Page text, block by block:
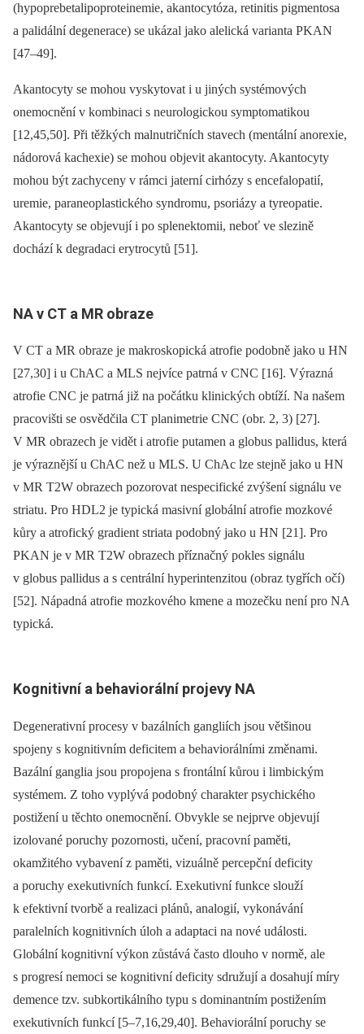
(hypoprebetalipoproteinemie, akantocytóza, retinitis pigmentosa
a palidální degenerace) se ukázal jako alelická varianta PKAN
[47–49].
Akantocyty se mohou vyskytovat i u jiných systémových
onemocnění v kombinaci s neurologickou symptomatikou
[12,45,50]. Při těžkých malnutričních stavech (mentální anorexie,
nádorová kachexie) se mohou objevit akantocyty. Akantocyty
mohou být zachyceny v rámci jaterní cirhózy s encefalopatií,
uremie, paraneo­plastického syndromu, psoriázy a tyreopatie.
Akantocyty se objevují i po splenektomii, neboť ve slezině
dochází k degradaci erytrocytů [51].
NA v CT a MR obraze
V CT a MR obraze je makroskopická atrofie podobně jako u HN
[27,30] i u ChAC a MLS nejvíce patrná v CNC [16]. Výrazná
atrofie CNC je patrná již na počátku klinických obtíží. Na našem
pracovišti se osvědčila CT planimetrie CNC (obr. 2, 3) [27].
V MR obrazech je vidět i atrofie putamen a globus pallidus, která
je výraznější u ChAC než u MLS. U ChAc lze stejně jako u HN
v MR T2W obrazech pozorovat nespecifické zvýšení signálu ve
striatu. Pro HDL2 je typická masivní globální atrofie mozkové
kůry a atrofický gradient striata podobný jako u HN [21]. Pro
PKAN je v MR T2W obrazech příznačný pokles signálu
v globus pallidus a s centrální hyperintenzitou (obraz tygřích očí)
[52]. Nápadná atrofie mozkového kmene a mozečku není pro NA
typická.
Kognitivní a behaviorální projevy NA
Degenerativní procesy v bazálních gangliích jsou většinou
spojeny s kognitivním deficitem a behaviorálními změnami.
Bazální ganglia jsou propojena s frontální kůrou i limbickým
systémem. Z toho vyplývá podobný charakter psychického
postižení u těchto onemocnění. Obvykle se nejprve objevují
izolované poruchy pozornosti, učení, pracovní paměti,
okamžitého vybavení z paměti, vizuálně percepční deficity
a poruchy exekutivních funkcí. Exekutivní funkce slouží
k efektivní tvorbě a realizaci plánů, analogií, vykonávání
paralelních kognitivních úloh a adaptaci na nové události.
Globální kognitivní výkon zůstává často dlouho v normě, ale
s progresí nemoci se kognitivní deficity sdružují a dosahují míry
demence tzv. subkortikálního typu s dominantním postižením
exekutivních funkcí [5–7,16,29,40]. Behaviorální poruchy se